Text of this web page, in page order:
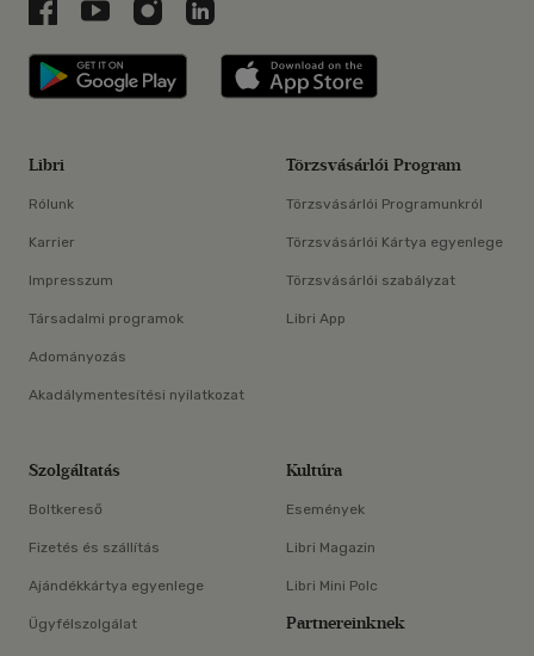
Libri a Facebookon
Libri a Youtube-on
Libri az Instagramon
Libri a LinkedInen
Libri applikáció Szerezd meg: Google
Libri
Rólunk
Karrier
Impresszum
Társadalmi programok
Adományozás
Akadálymentesítési nyilatkozat
Törzsvásárlói Program
Törzsvásárlói Programunkról
Törzsvásárlói Kártya egyenlege
Törzsvásárlói szabályzat
Libri App
Szolgáltatás
Boltkereső
Fizetés és szállítás
Ajándékkártya egyenlege
Ügyfélszolgálat
Kultúra
Események
Libri Magazin
Libri Mini Polc
Partnereinknek